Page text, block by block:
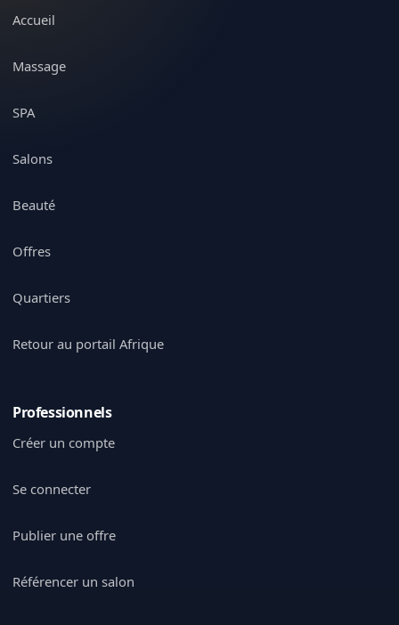
Accueil
Massage
SPA
Salons
Beauté
Offres
Quartiers
Retour au portail Afrique
Professionnels
Créer un compte
Se connecter
Publier une offre
Référencer un salon